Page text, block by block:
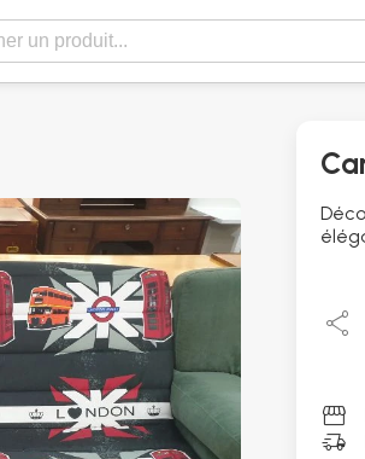
share
storefront
delivery_truck_speed